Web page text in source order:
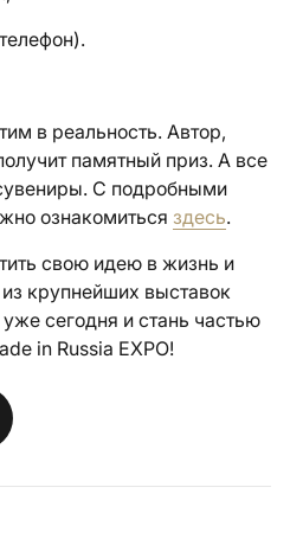
в реальность. Автор,
памятный приз. А все
С подробными
ознакомиться здесь.
свою идею в жизнь и
крупнейших выставок
сегодня и стань частью
in Russia EXPO!